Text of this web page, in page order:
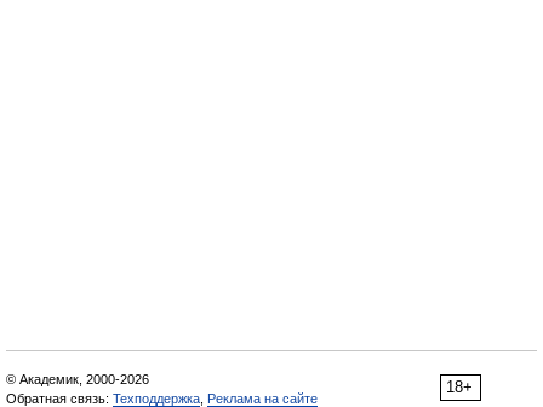
18+
© Академик, 2000-2026
Обратная связь: Техподдержка Реклама на сайте